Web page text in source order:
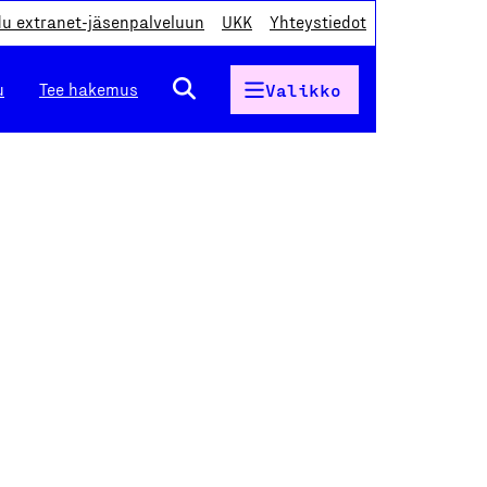
extranet-jäsenpalveluun UKK Yhteystiedot
Tee hakemus Valikko